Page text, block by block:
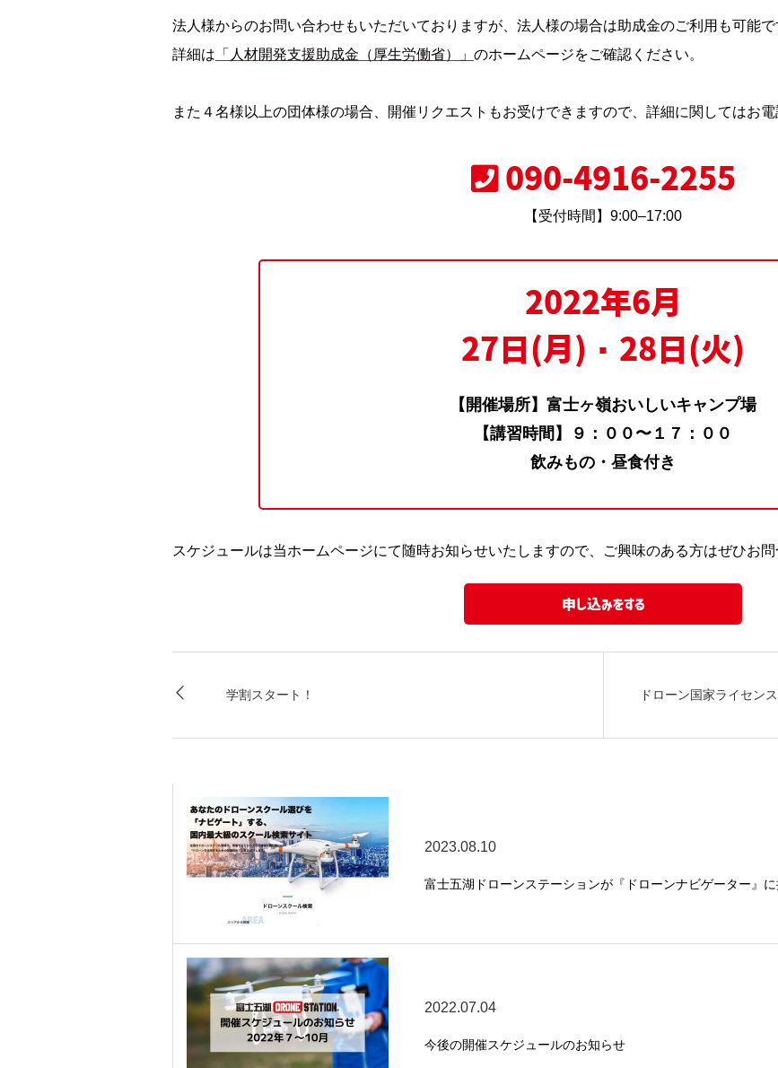
法人様からのお問い合わせもいただいておりますが、法人様の場合は助成金のご利用も可能で
詳細は 「人材開発支援助成金（厚生労働省）」 のホームページをご確認ください。
また４名様以上の団体様の場合、開催リクエストもお受けできますので、詳細に関してはお電
090-4916-2255
【受付時間】9:00–17:00
2022年6月
27日(月)・28日(火)
【開催場所】富士ヶ嶺おいしいキャンプ場
【講習時間】９：００〜１７：００
飲みもの・昼食付き
スケジュールは当ホームページにて随時お知らせいたしますので、ご興味のある方はぜひお問
申し込みをする
学割スタート！ ドローン国家ライセン
2023.08.10
富士五湖ドローンステーションが『ドローンナビゲーター』に
2022.07.04
今後の開催スケジュールのお知らせ